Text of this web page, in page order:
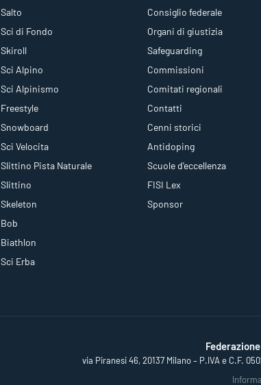
Salto
Sci di Fondo
Skiroll
Sci Alpino
Sci Alpinismo
Freestyle
Snowboard
Sci Velocita
Slittino Pista Naturale
Slittino
Skeleton
Bob
Biathlon
Sci Erba
Consiglio federale
Organi di giustizia
Safeguarding
Commissioni
Comitati regionali
Contatti
Cenni storici
Antidoping
Scuole d'eccellenza
FISI Lex
Sponsor
via Piranesi 46, 20137 Milano – P.IVA e C.F.